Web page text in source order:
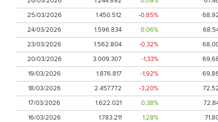
25/03/2026
1.450.512 -0,85%
24/03/2026
1.596.834 0,06%
23/03/2026
1.562.804 -0,32%
20/03/2026
3.009.307 -1,33%
19/03/2026
1.876.817 -1,92%
18/03/2026
2.457.772 -3,20%
17/03/2026
1.622.021 0,38%
16/03/2026
1.783.211 1,28%